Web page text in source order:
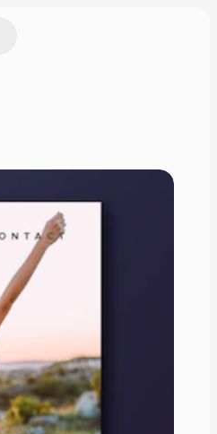
suchen